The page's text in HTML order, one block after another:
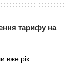
тарифу на
вже рік